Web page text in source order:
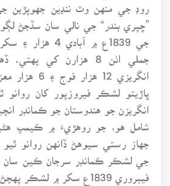
روڊ جي منهن وٽ ننڍين جهوپڙين
”ڇپري بندر“ جي نالي سان سڏجڻ
انگريزي 12
ڀاڙيتو لشڪر فيروزپور کان
انگريزن جو هندوستان جو ڪمانڊر
شامل هو، جو روهڙيءَ ۾ ڪيمپ
جهاز رستي سيوهڻ ڏانهن روانو
جي لشڪر ڪمانڊر سرجان ڪين سان
فيبروري 1839ع سکر ۾